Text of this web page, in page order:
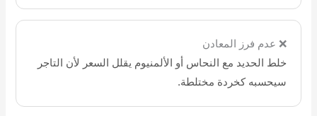
❌ عدم فرز المعادن
خلط الحديد مع النحاس أو الألمنيوم يقلل السعر لأن التاجر
سيحسبه كخردة مختلطة.